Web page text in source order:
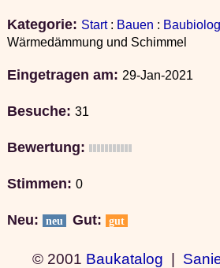
Kategorie: Start: Bauen :
Wärmedämmung und Schimmel
Eingetragen am: 29-Jan-2021
Besuche: 31
Bewertung:
Stimmen: 0
Neu: neu Gut: gut
© 2001 Baukatalog |